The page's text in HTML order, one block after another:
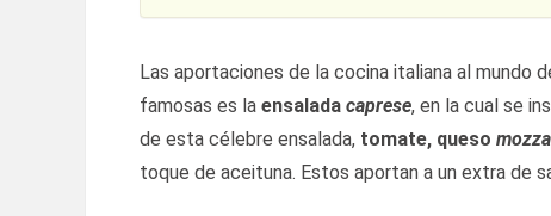
Las aportaciones de la cocina italiana al mundo
famosas es la ensalada caprese, en la cual se
de esta célebre ensalada, tomate, queso
toque de aceituna. Estos aportan a un extra de